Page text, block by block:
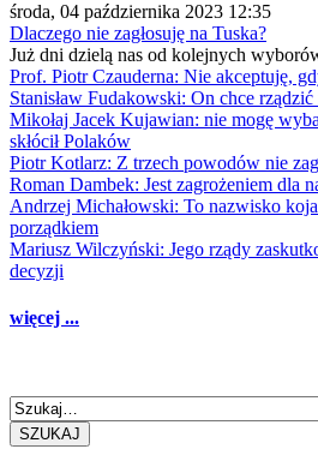
środa, 04 października 2023 12:35
Dlaczego nie zagłosuję na Tuska?
Już dni dzielą nas od kolejnych
Prof. Piotr Czauderna: Nie akceptuję,
Stanisław Fudakowski: On chce
Mikołaj Jacek Kujawian: nie mogę
skłócił Polaków
Piotr Kotlarz: Z trzech powodów nie
Roman Dambek: Jest zagrożeniem dla
Andrzej Michałowski: To nazwisko
porządkiem
Mariusz Wilczyński: Jego rządy
decyzji
więcej ...
SZUKAJ